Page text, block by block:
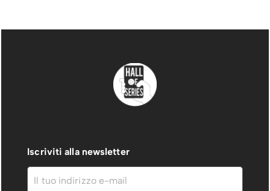
Iscriviti alla newsletter